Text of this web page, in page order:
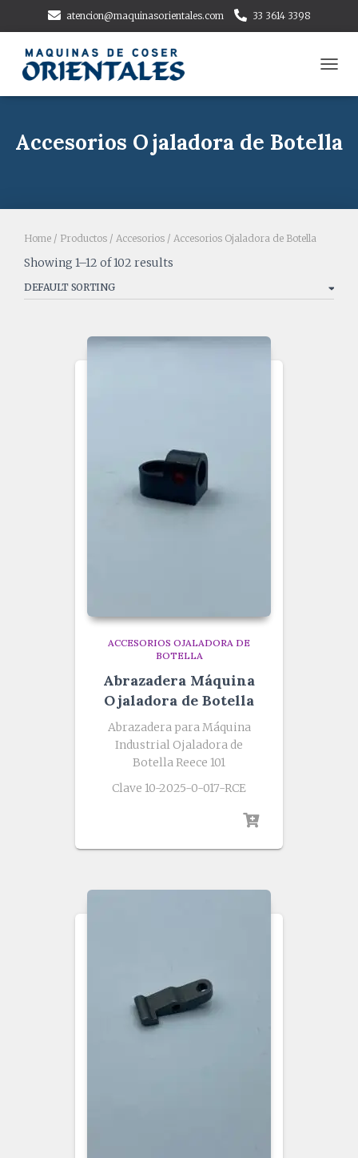
atencion@maquinasorientales.com 33 3614 3398
Accesorios Ojaladora de Botella
Home / Productos / Accesorios / Accesorios Ojaladora de Botella
Showing 1–12 of 102 results
ACCESORIOS OJALADORA DE
BOTELLA
Abrazadera Máquina
Ojaladora de Botella
Abrazadera para Máquina
Industrial Ojaladora de
Botella Reece 101
Clave 10-2025-0-017-RCE